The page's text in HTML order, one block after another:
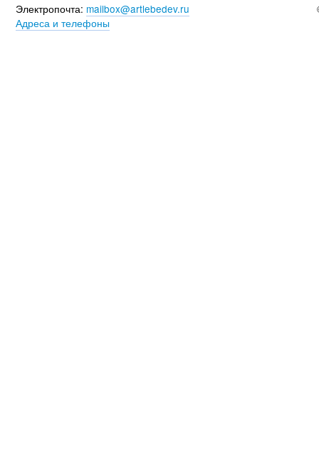
Электропочта: mailbox@artlebedev.ru
Адреса и телефоны